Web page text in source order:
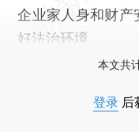
企业家人身和财产
好法治环境。
本文共
登录 后